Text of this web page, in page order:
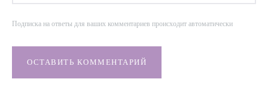
Подписка на ответы для ваших комментариев происходит автоматически
ОСТАВИТЬ КОММЕНТАРИЙ